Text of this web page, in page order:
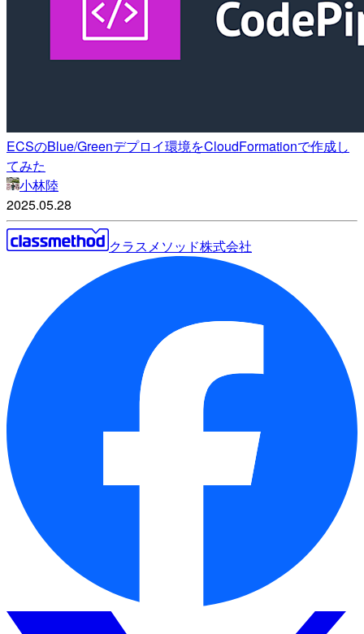
ECSのBlue/Greenデプロイ環境をCloudFormationで作成し
てみた
小林陸
2025.05.28
クラスメソッド株式会社